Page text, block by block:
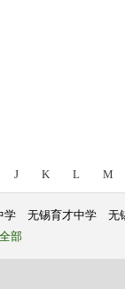
J K L M
学 无锡育才中学
无
部